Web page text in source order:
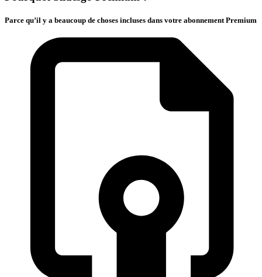
Parce qu’il y a beaucoup de choses incluses dans votre abonnement Premium